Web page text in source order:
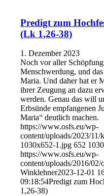
Predigt zum
(Lk 1,26-38)
1. Dezember 2023
Noch vor aller
Menschwerdung, und
Maria. Und daher hat er
ihrer Zeugung an dazu
werden. Genau das will
Erbsünde empfangenen
Maria“ deutlich machen.
https://www.osfs.eu/wp-
content/uploads/2023/11/
1030x652-1.jpg 652 1030
https://www.osfs.eu/wp-
content/uploads/2016/
Winklehner2023-12-01
09:18:54Predigt zum
1,26-38)